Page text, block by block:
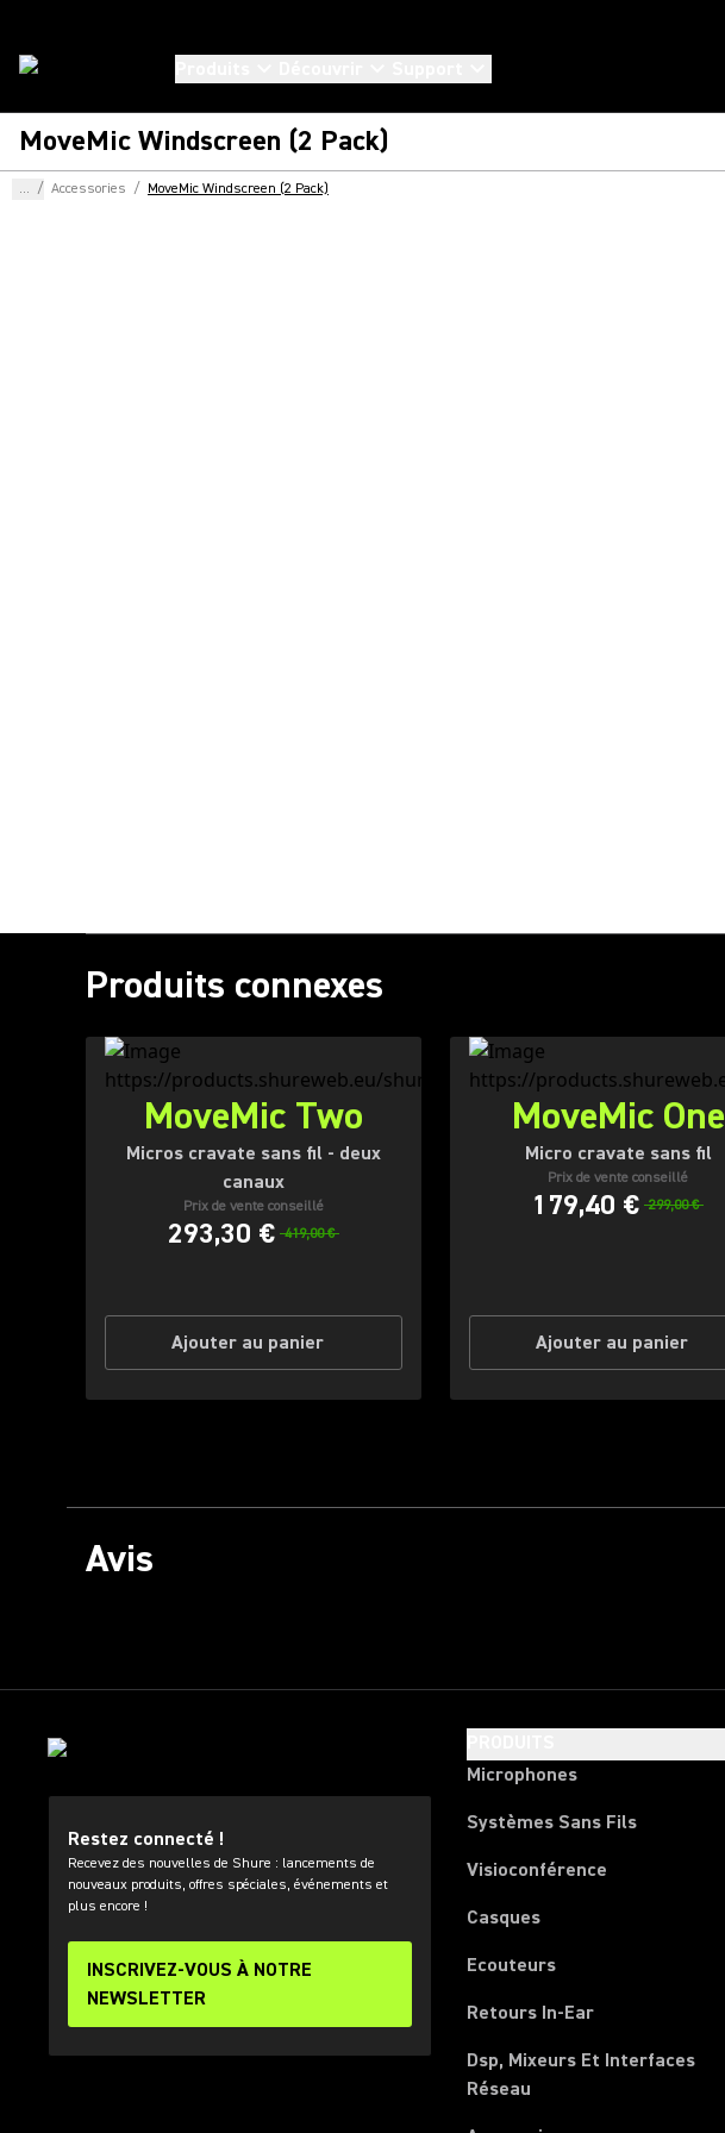
MoveMic Windscreen (2 Pack)
... / Accessories / MoveMic Windscreen (2 Pack)
Produits connexes
MoveMic Two
Micros cravate sans fil - deux
canaux
Prix de vente conseillé
293,30 € 419,00 €
Ajouter au panier
MoveMic One
Micro cravate sans fil
Prix de vente conseillé
179,40 € 299,00 €
Ajouter au panier
Avis
Restez connecté !
Recevez des nouvelles de Shure : lancements de
nouveaux produits, offres spéciales, événements et
plus encore !
INSCRIVEZ-VOUS À NOTRE
NEWSLETTER
Microphones
Systèmes Sans Fils
Visioconférence
Casques
Ecouteurs
Retours In-Ear
Dsp, Mixeurs Et Interfaces
Réseau